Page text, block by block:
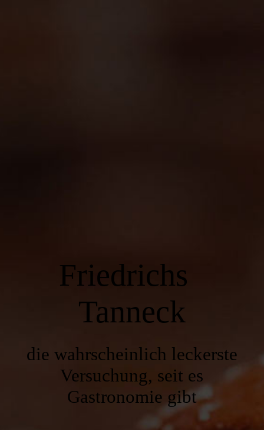
Friedrichs
Tanneck
die wahrscheinlich leckerste
Versuchung, seit es
Gastronomie gibt
Veranstaltungen
Reservierung und Kontakt